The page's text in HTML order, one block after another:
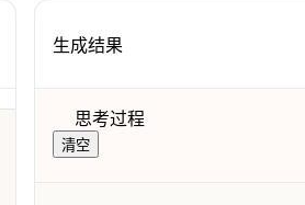
生成结果
思考过程
清空